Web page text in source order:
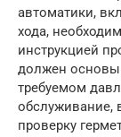
автоматики,
хода,
инструкцией
должен
требуемом
обслуживание,
проверку